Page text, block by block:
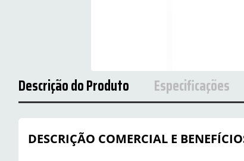
Descrição do Produto Especificações
DESCRIÇÃO COMERCIAL E